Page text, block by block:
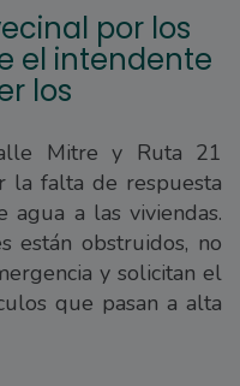
por los
el intendente
los
Mitre y Ruta 21
la falta de respuesta
a las viviendas.
están obstruidos, no
y solicitan el
que pasan a alta